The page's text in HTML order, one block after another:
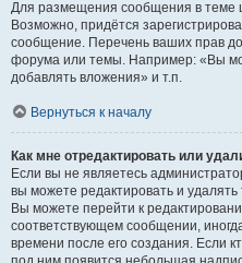
Для размещения сообщения в теме
Возможно, придётся
сообщение. Перечень ваших прав
форума или темы. Например: «Вы
добавлять вложения» и т.п.
Вернуться к началу
Как мне отредактировать или
Если вы не являетесь
вы можете редактировать и
Вы можете перейти к
соответствующем сообщении,
времени после его создания. Если